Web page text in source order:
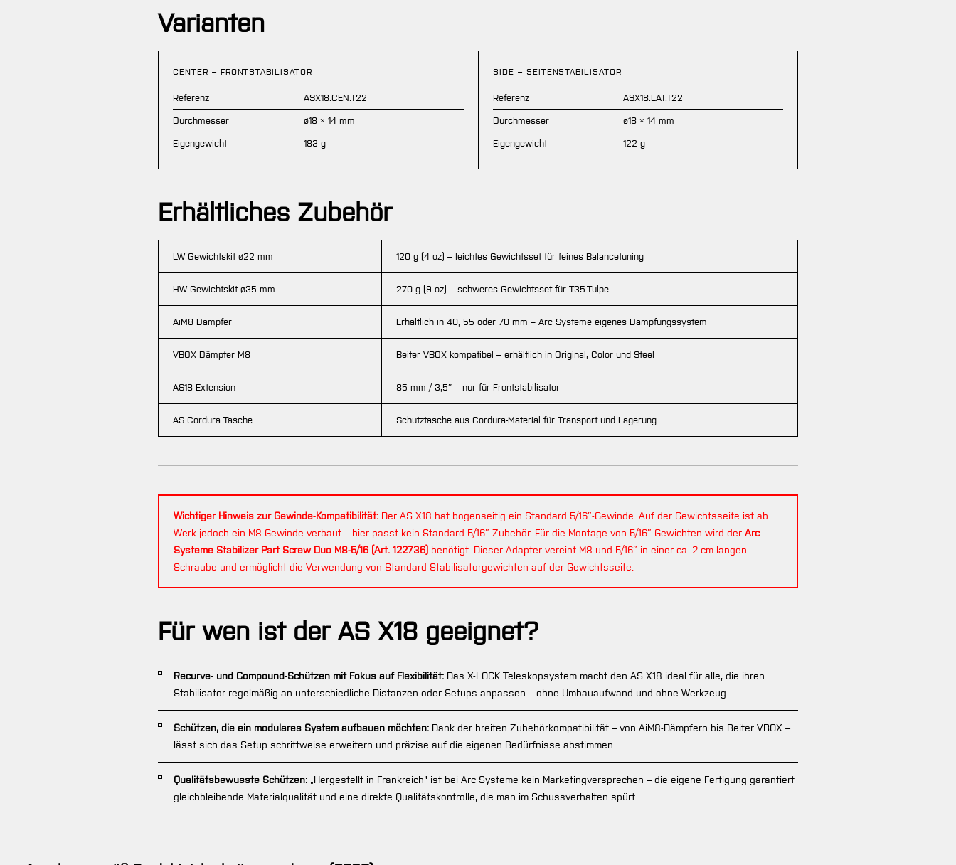
Varianten
CENTER – FRONTSTABILISATOR
Referenz
ASX18.CEN.T22
Durchmesser
ø18 × 14 mm
Eigengewicht
183 g
SIDE – SEITENSTABILISATOR
Referenz
ASX18.LAT.T22
Durchmesser
ø18 × 14 mm
Eigengewicht
122 g
Erhältliches Zubehör
LW Gewichtskit ø22 mm 120 g (4 oz) – leichtes Gewichtsset für feines Balancetuning
HW Gewichtskit ø35 mm 270 g (9 oz) – schweres Gewichtsset für T35-Tulpe
AiM8 Dämpfer Erhältlich in 40, 55 oder 70 mm – Arc Systeme eigenes Dämpfungssystem
VBOX Dämpfer M8 Beiter VBOX kompatibel – erhältlich in Original, Color und Steel
AS18 Extension 85 mm / 3,5″ – nur für Frontstabilisator
AS Cordura Tasche Schutztasche aus Cordura-Material für Transport und Lagerung
Wichtiger Hinweis zur Gewinde-Kompatibilität: Der AS X18 hat bogenseitig ein Standard 5/16″-Gewinde. Auf der Gewichtsseite ist ab
Werk jedoch ein M8-Gewinde verbaut – hier passt kein Standard 5/16″-Zubehör. Für die Montage von 5/16″-Gewichten wird der Arc
Systeme Stabilizer Part Screw Duo M8-5/16 (Art. 122736) benötigt. Dieser Adapter vereint M8 und 5/16″ in einer ca. 2 cm langen
Schraube und ermöglicht die Verwendung von Standard-Stabilisatorgewichten auf der Gewichtsseite.
Für wen ist der AS X18 geeignet?
Recurve- und Compound-Schützen mit Fokus auf Flexibilität: Das X-LOCK Teleskopsystem macht den AS X18 ideal für alle, die ihren
Stabilisator regelmäßig an unterschiedliche Distanzen oder Setups anpassen – ohne Umbauaufwand und ohne Werkzeug.
Schützen, die ein modulares System aufbauen möchten: Dank der breiten Zubehörkompatibilität – von AiM8-Dämpfern bis Beiter VBOX –
lässt sich das Setup schrittweise erweitern und präzise auf die eigenen Bedürfnisse abstimmen.
Qualitätsbewusste Schützen: „Hergestellt in Frankreich" ist bei Arc Systeme kein Marketingversprechen – die eigene Fertigung garantiert
gleichbleibende Materialqualität und eine direkte Qualitätskontrolle, die man im Schussverhalten spürt.